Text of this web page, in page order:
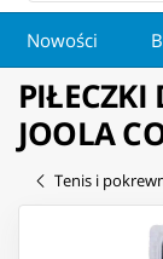
Nowości
PIŁECZKI
JOOLA
Tenis i